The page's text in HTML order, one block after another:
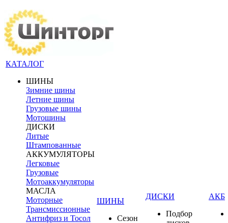
КАТАЛОГ
ШИНЫ
Зимние шины
Летние шины
Грузовые шины
Мотошины
ДИСКИ
Литые
Штампованные
АККУМУЛЯТОРЫ
Легковые
Грузовые
Мотоаккумуляторы
МАСЛА
Моторные
Трансмиссионные
Антифриз и Тосол
ШИНЫ
Сезон
ДИСКИ
Подбор
АКБ